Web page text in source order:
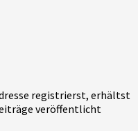
registrierst, erhältst
veröffentlicht